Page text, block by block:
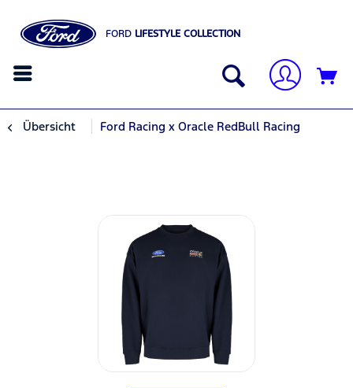
FORD LIFESTYLE COLLECTION
Übersicht Ford Racing x Oracle RedBull Racing